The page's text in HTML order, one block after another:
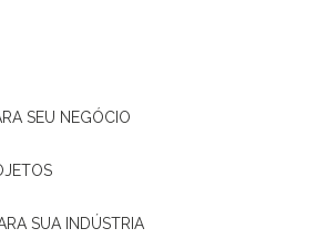
SEU NEGÓCIO
SUA INDÚSTRIA